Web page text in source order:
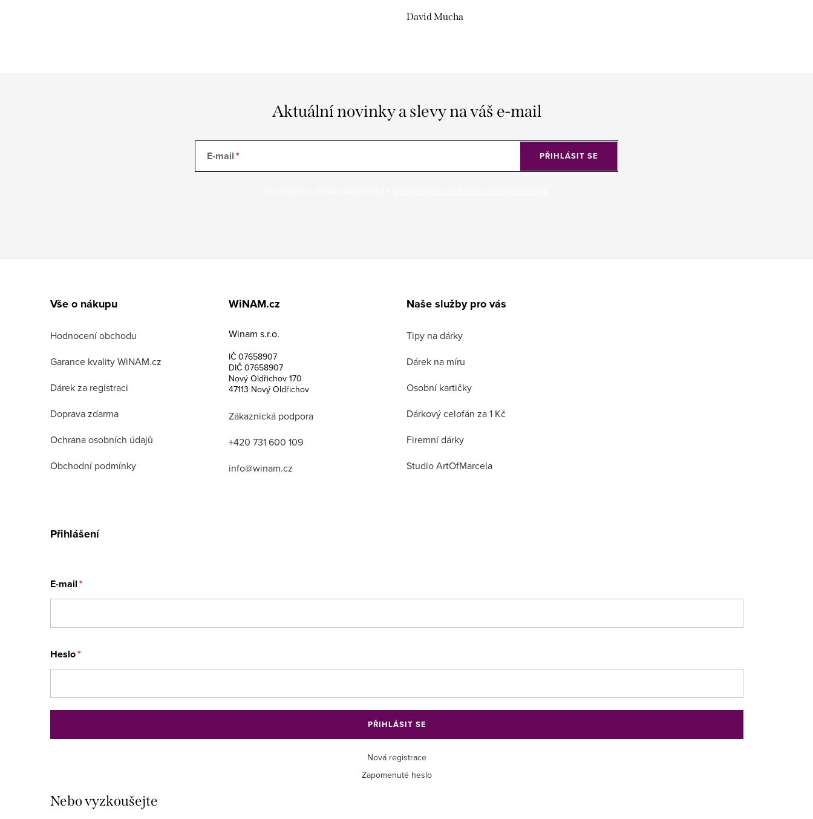
David Mucha
Aktuální novinky a slevy na váš e-mail
E-mail PŘIHLÁSIT SE
Vše o nákupu
Hodnocení obchodu
Garance kvality WiNAM.cz
Dárek za registraci
Doprava zdarma
Ochrana osobních údajů
Obchodní podmínky
WiNAM.cz
Winam s.r.o.
IČ 07658907
DIČ 07658907
Nový Oldřichov 170
47113 Nový Oldřichov
Zákaznická podpora
+420 731 600 109
info@winam.cz
Naše služby pro vás
Tipy na dárky
Dárek na míru
Osobní kartičky
Dárkový celofán za 1 Kč
Firemní dárky
Studio ArtOfMarcela
Přihlášení
E-mail
Heslo
PŘIHLÁSIT SE
Nová registrace
Zapomenuté heslo
Nebo vyzkoušejte